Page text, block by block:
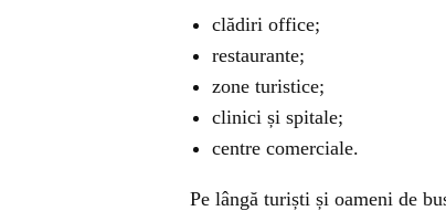
clădiri office;
restaurante;
zone turistice;
clinici și spitale;
centre comerciale.
Pe lângă turiști și oameni de